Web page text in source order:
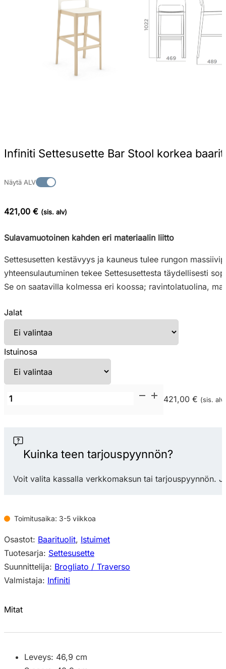
Infiniti Settesusette Bar Stool korkea
Näytä ALV
421,00 € (sis. alv)
Sulavamuotoinen kahden eri materiaalin liitto
Settesusetten kestävyys ja kauneus tulee rungon
yhteensulautuminen tekee Settesusettesta täydellisesti
Se on saatavilla kolmessa eri koossa; ravintolatuolina,
Jalat
Istuinosa
Infiniti
Stool
korkea
määrä
421,00 € (sis. alv)
Kuinka teen tarjouspyynnön?
Voit valita kassalla verkkomaksun tai tarjouspyynnön.
Toimitusaika: 3-5 viikkoa
Osastot: Baarituolit, Istuimet
Tuotesarja: Settesusette
Suunnittelija: Brogliato / Traverso
Valmistaja: Infiniti
Mitat
Leveys: 46,9 cm